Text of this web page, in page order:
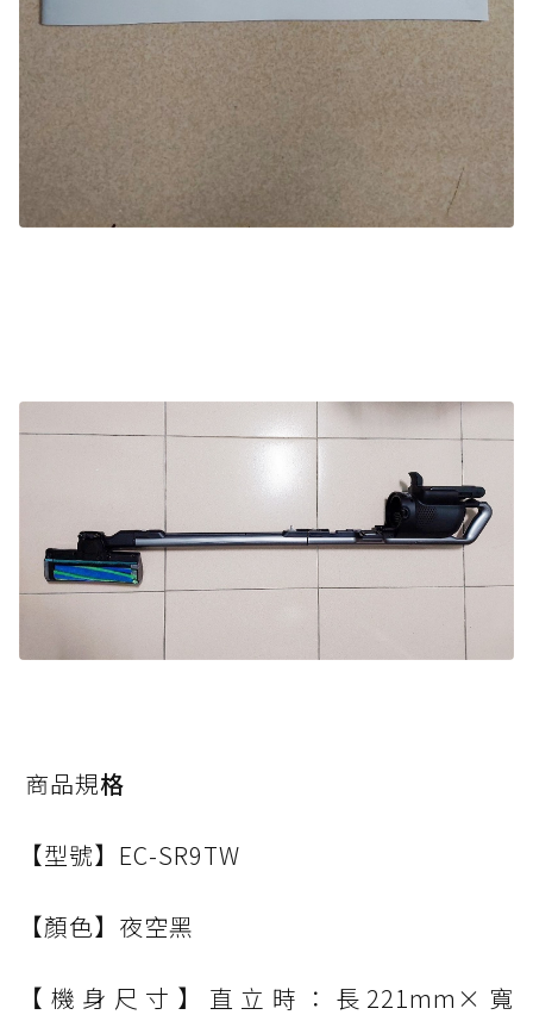
商品規格
【型號】EC-SR9TW
【顏色】夜空黑
【機身尺寸】直立時：長221mm×寬